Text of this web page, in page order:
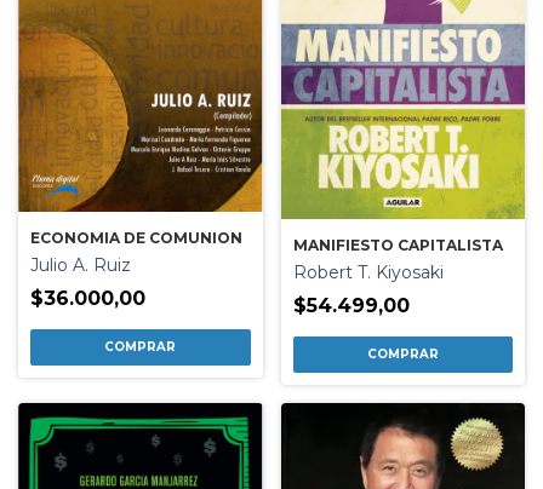
ECONOMIA DE COMUNION
Julio A. Ruiz
$36.000,00
MANIFIESTO CAPITALISTA
Robert T. Kiyosaki
$54.499,00